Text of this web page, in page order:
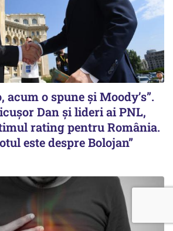
acum o spune și Moody’s”.
Dan și lideri ai PNL,
rating pentru România.
este despre Bolojan”